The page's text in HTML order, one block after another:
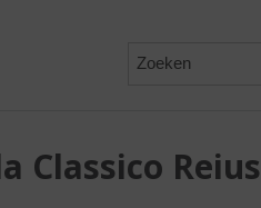
Classico Reius